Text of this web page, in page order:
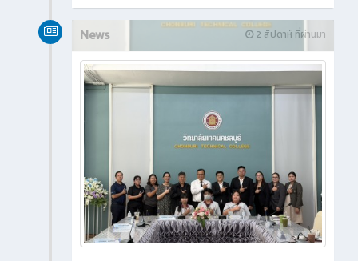
2 สัปดาห์ ที่ผ่านมา
News